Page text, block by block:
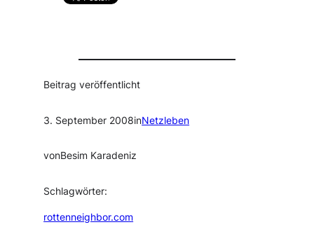
Beitrag veröffentlicht
3. September 2008inNetzleben
vonBesim Karadeniz
Schlagwörter:
rottenneighbor.com